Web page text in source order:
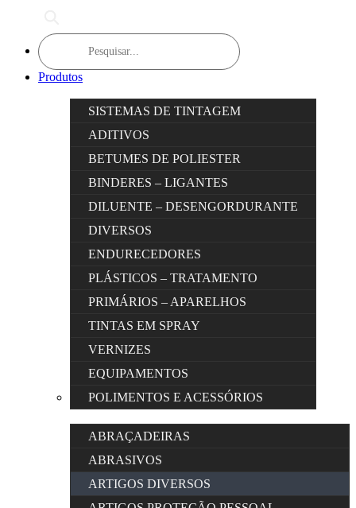
Products
search
Produtos
SISTEMAS DE TINTAGEM
ADITIVOS
BETUMES DE POLIESTER
BINDERES – LIGANTES
DILUENTE – DESENGORDURANTE
DIVERSOS
ENDURECEDORES
PLÁSTICOS – TRATAMENTO
PRIMÁRIOS – APARELHOS
TINTAS EM SPRAY
VERNIZES
EQUIPAMENTOS
POLIMENTOS E ACESSÓRIOS
ABRAÇADEIRAS
ABRASIVOS
ARTIGOS DIVERSOS